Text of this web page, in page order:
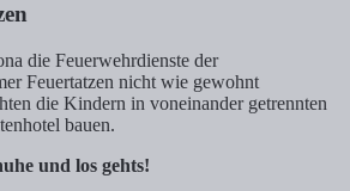
die Feuerwehrdienste der
Feuertatzen nicht wie gewohnt
die Kindern in voneinander getrennten
bauen.
und los gehts!